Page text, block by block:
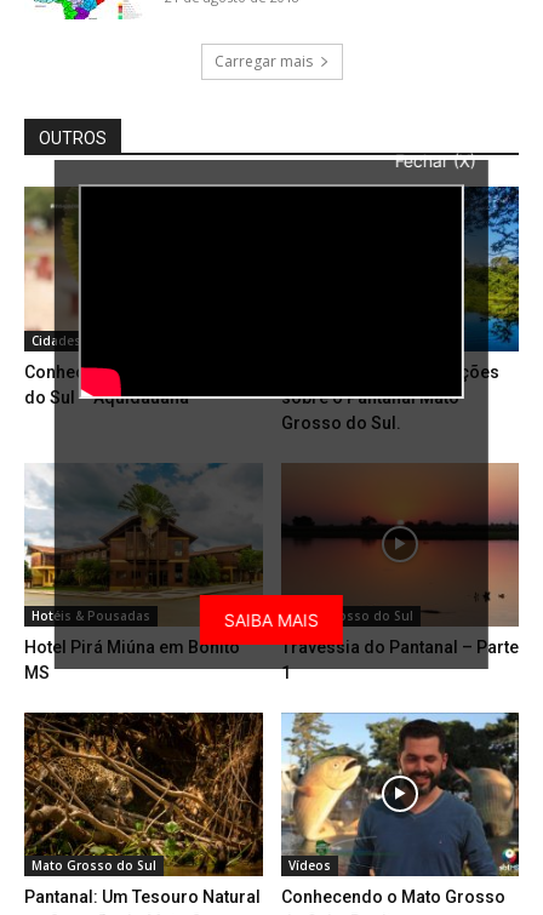
Carregar mais
OUTROS
Cidades
Conhecendo o Mato Grosso
do Sul – Aquidauana
Encontre aqui informações
sobre o Pantanal Mato
Grosso do Sul.
Hotéis & Pousadas
Hotel Pirá Miúna em Bonito
MS
Mato Grosso do Sul
Travessia do Pantanal – Parte
1
Mato Grosso do Sul
Pantanal: Um Tesouro Natural
Vídeos
Conhecendo o Mato Grosso
SAIBA MAIS
Fechar (X)